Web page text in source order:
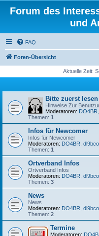
Forum des
und
FAQ
Foren-Übersicht
Aktuelle Zeit:
Bitte zuerst lesen
Hinweise Zur
Moderatoren: DO4BR
Themen: 1
Infos für Newcomer
Infos für Newcomer
Moderatoren: DO4BR dl9bco
Themen: 1
Ortverband Infos
Ortverband Infos
Moderatoren: DO4BR dl9bco
Themen: 3
News
News
Moderatoren: DO4BR dl9bco
Themen: 2
Termine
Moderatoren: